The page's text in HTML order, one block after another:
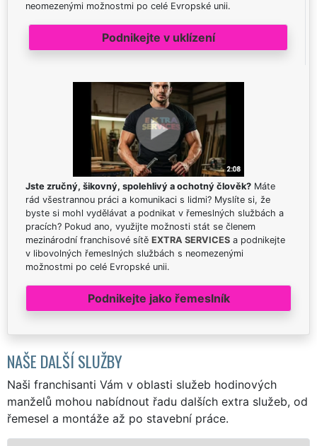
neomezenými možnostmi po celé Evropské unii.
Podnikejte v uklízení
Jste zručný, šikovný, spolehlivý a ochotný člověk? Máte
rád všestrannou práci a komunikaci s lidmi? Myslíte si, že
byste si mohl vydělávat a podnikat v řemeslných službách a
pracích? Pokud ano, využijte možnosti stát se členem
mezinárodní franchisové sítě EXTRA SERVICES a podnikejte
v libovolných řemeslných službách s neomezenými
možnostmi po celé Evropské unii.
Podnikejte jako řemeslník
NAŠE DALŠÍ SLUŽBY
Naši franchisanti Vám v oblasti služeb hodinových
manželů mohou nabídnout řadu dalších extra služeb, od
řemesel a montáže až po stavební práce.